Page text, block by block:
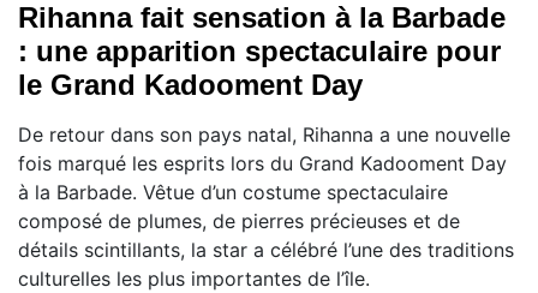
Rihanna fait sensation à la Barbade
: une apparition spectaculaire pour
le Grand Kadooment Day
De retour dans son pays natal, Rihanna a une nouvelle
fois marqué les esprits lors du Grand Kadooment Day
à la Barbade. Vêtue d’un costume spectaculaire
composé de plumes, de pierres précieuses et de
détails scintillants, la star a célébré l’une des traditions
culturelles les plus importantes de l’île.